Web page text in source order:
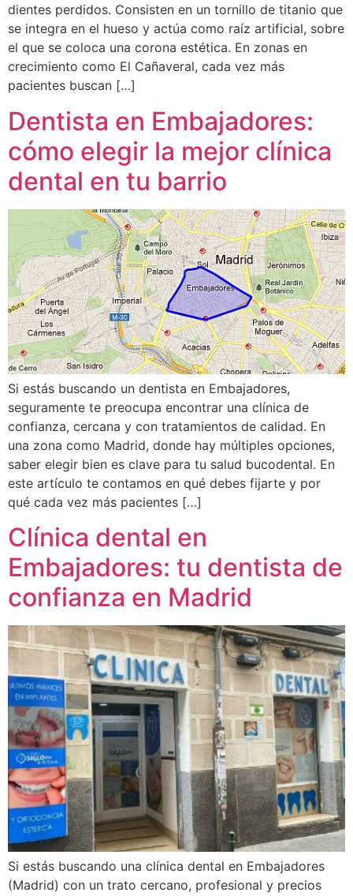
dientes perdidos. Consisten en un tornillo de titanio que
se integra en el hueso y actúa como raíz artificial, sobre
el que se coloca una corona estética. En zonas en
crecimiento como El Cañaveral, cada vez más
pacientes buscan […]
Dentista en Embajadores:
cómo elegir la mejor clínica
dental en tu barrio
Si estás buscando un dentista en Embajadores,
seguramente te preocupa encontrar una clínica de
confianza, cercana y con tratamientos de calidad. En
una zona como Madrid, donde hay múltiples opciones,
saber elegir bien es clave para tu salud bucodental. En
este artículo te contamos en qué debes fijarte y por
qué cada vez más pacientes […]
Clínica dental en
Embajadores: tu dentista de
confianza en Madrid
Si estás buscando una clínica dental en Embajadores
(Madrid) con un trato cercano, profesional y precios